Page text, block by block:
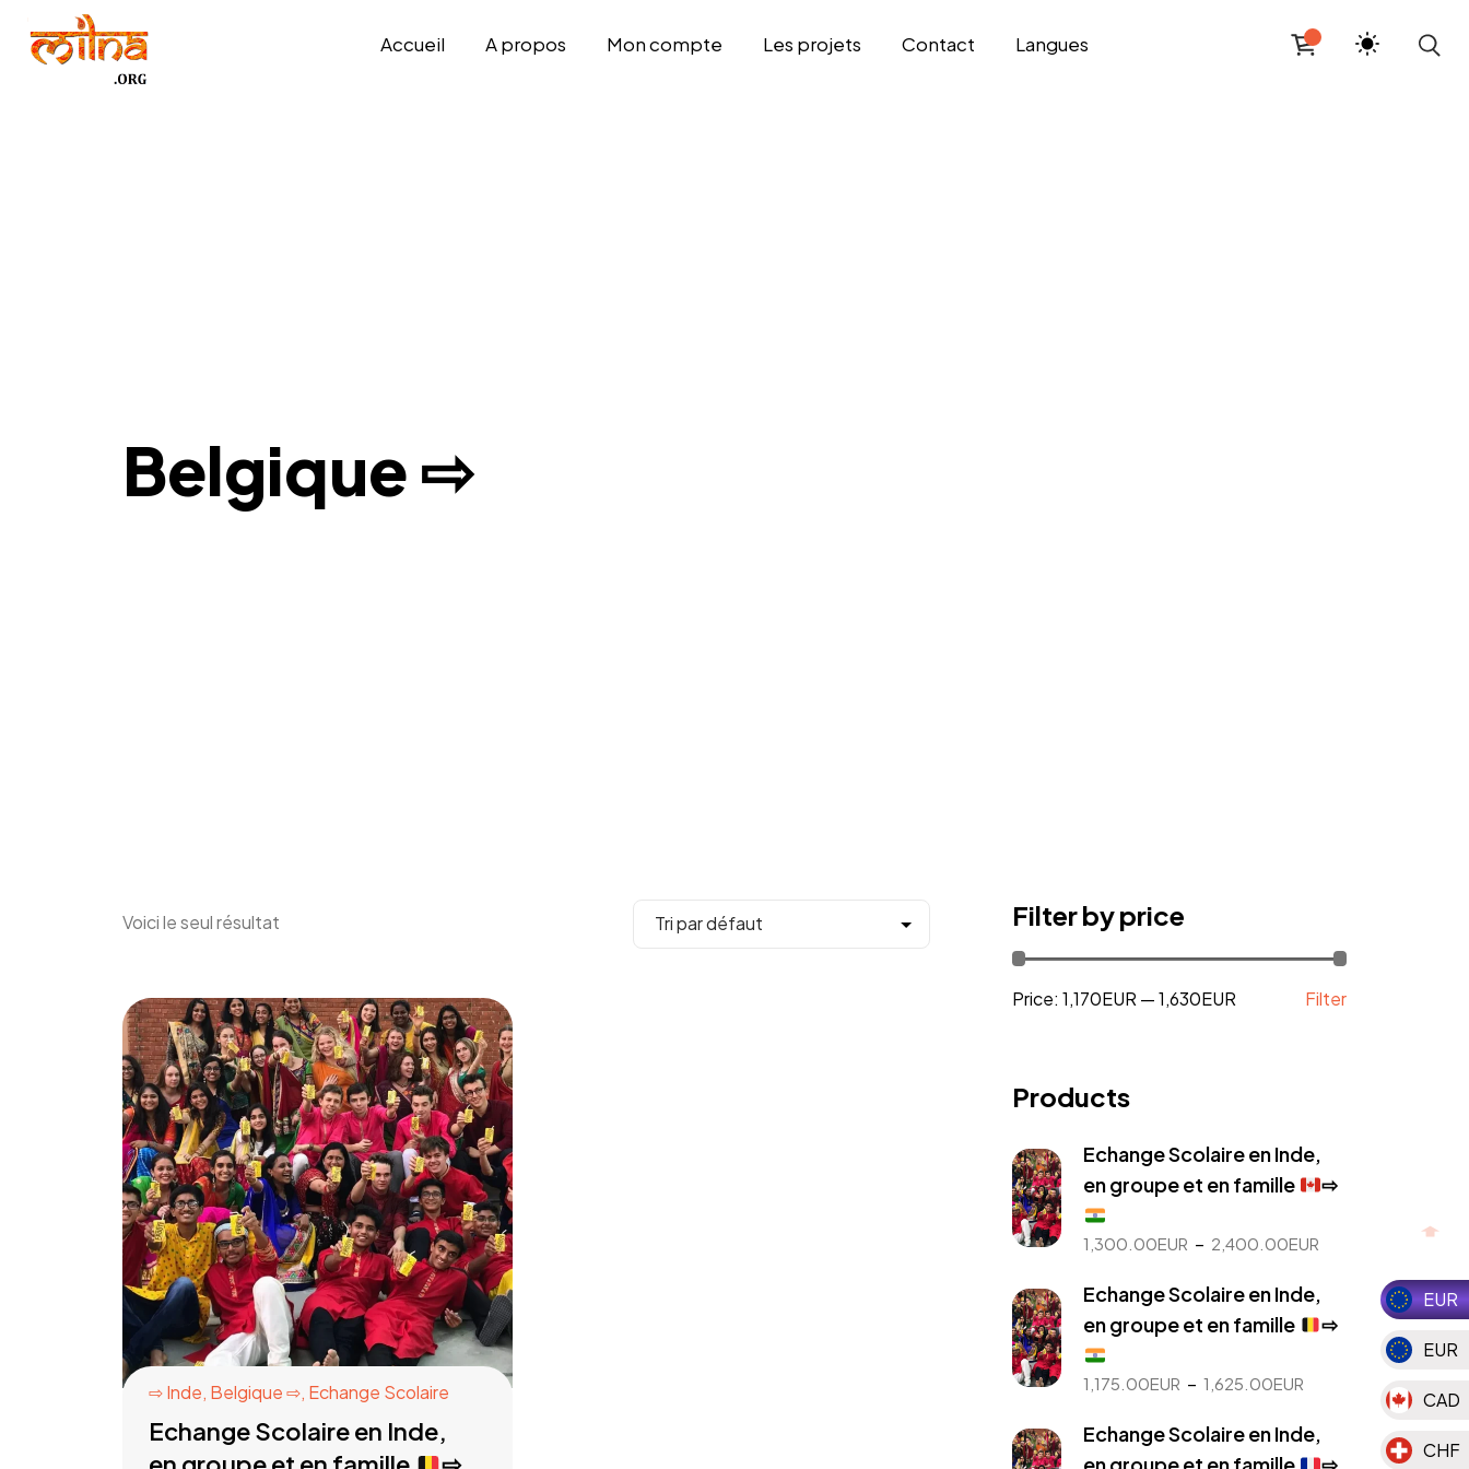
EUR
EUR
CAD
CHF
Accueil A propos Mon compte Les projets Contact Langues
Belgique ⇨
Voici le seul résultat
⇨ Inde, Belgique ⇨, Echange Scolaire
Echange Scolaire en Inde,
Filter by price
Filter
Price: 1,170EUR —1,630EUR
Products
Echange Scolaire en Inde,
en groupe et en famille
⇨
1,300.00EUR – 2,400.00EUR
prix :
1,300.00EUR
Echange Scolaire en Inde,
en groupe et en famille
⇨
1,175.00EUR – 1,625.00EUR
prix :
1,175.00EUR
Echange Scolaire en Inde,